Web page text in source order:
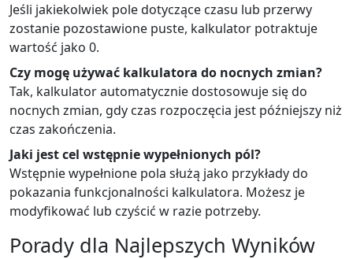
Jeśli jakiekolwiek pole dotyczące czasu lub przerwy
zostanie pozostawione puste, kalkulator potraktuje
wartość jako 0.
Czy mogę używać kalkulatora do nocnych zmian?
Tak, kalkulator automatycznie dostosowuje się do
nocnych zmian, gdy czas rozpoczęcia jest późniejszy niż
czas zakończenia.
Jaki jest cel wstępnie wypełnionych pól?
Wstępnie wypełnione pola służą jako przykłady do
pokazania funkcjonalności kalkulatora. Możesz je
modyfikować lub czyścić w razie potrzeby.
Porady dla Najlepszych Wyników